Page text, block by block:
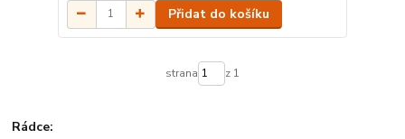
Přidat do košíku
strana z 1
Rádce: